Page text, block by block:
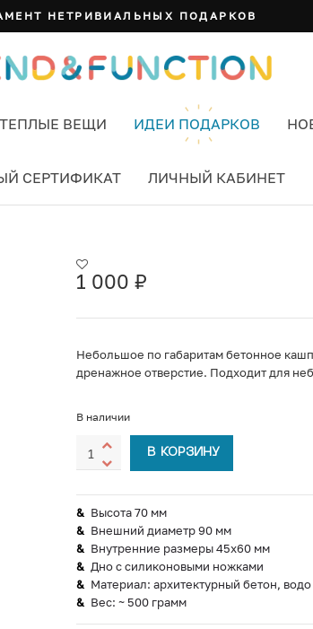
НЕТРИВИАЛЬНЫХ ПОДАРКОВ
ТЕПЛЫЕ ВЕЩИ ИДЕИ ПОДАРКОВ
СЕРТИФИКАТ ЛИЧНЫЙ КАБИНЕТ
1 000 ₽
Небольшое по габаритам бетонное
дренажное отверстие. Подходит для
В наличии
В КОРЗИНУ
Высота 70 мм
Внешний диаметр 90 мм
Внутренние размеры 45х60 мм
Дно с силиконовыми ножками
Материал: архитектурный бетон,
Вес: ~ 500 грамм